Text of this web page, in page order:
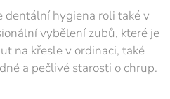
dentální hygiena roli také v
vybělení zubů, které je
na křesle v ordinaci, také
a pečlivé starosti o chrup.